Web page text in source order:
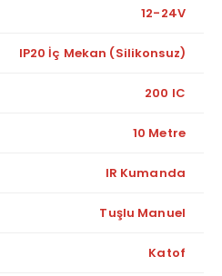
12-24V
IP20 İç Mekan (Silikonsuz)
200 IC
10 Metre
IR Kumanda
Tuşlu Manuel
Katof